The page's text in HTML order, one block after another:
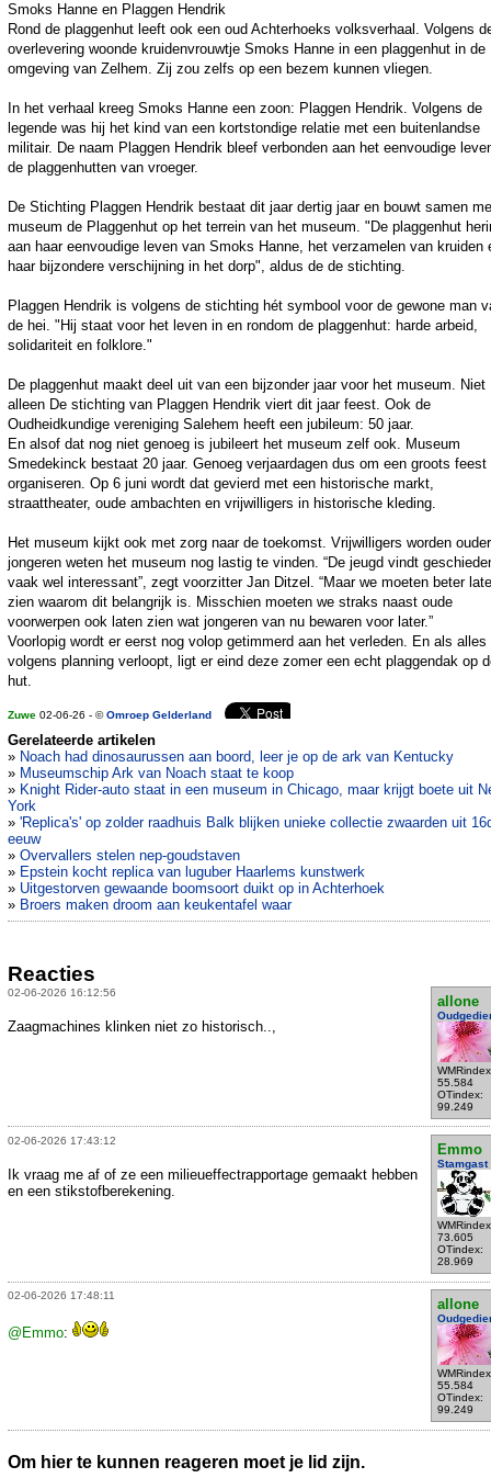
Smoks Hanne en Plaggen Hendrik
Rond de plaggenhut leeft ook een oud Achterhoeks volksverhaal. Volgens
overlevering woonde kruidenvrouwtje Smoks Hanne in een plaggenhut in de
omgeving van Zelhem. Zij zou zelfs op een bezem kunnen vliegen.
In het verhaal kreeg Smoks Hanne een zoon: Plaggen Hendrik. Volgens de
legende was hij het kind van een kortstondige relatie met een buitenlandse
militair. De naam Plaggen Hendrik bleef verbonden aan het eenvoudige
de plaggenhutten van vroeger.
De Stichting Plaggen Hendrik bestaat dit jaar dertig jaar en bouwt samen
museum de Plaggenhut op het terrein van het museum. "De plaggenhut
aan haar eenvoudige leven van Smoks Hanne, het verzamelen van kruiden
haar bijzondere verschijning in het dorp", aldus de de stichting.
Plaggen Hendrik is volgens de stichting hét symbool voor de gewone man
de hei. "Hij staat voor het leven in en rondom de plaggenhut: harde arbeid,
solidariteit en folklore."
De plaggenhut maakt deel uit van een bijzonder jaar voor het museum. Niet
alleen De stichting van Plaggen Hendrik viert dit jaar feest. Ook de
Oudheidkundige vereniging Salehem heeft een jubileum: 50 jaar.
En alsof dat nog niet genoeg is jubileert het museum zelf ook. Museum
Smedekinck bestaat 20 jaar. Genoeg verjaardagen dus om een groots feest
organiseren. Op 6 juni wordt dat gevierd met een historische markt,
straattheater, oude ambachten en vrijwilligers in historische kleding.
Het museum kijkt ook met zorg naar de toekomst. Vrijwilligers worden
jongeren weten het museum nog lastig te vinden. “De jeugd vindt
vaak wel interessant”, zegt voorzitter Jan Ditzel. “Maar we moeten beter
zien waarom dit belangrijk is. Misschien moeten we straks naast oude
voorwerpen ook laten zien wat jongeren van nu bewaren voor later.”
Voorlopig wordt er eerst nog volop getimmerd aan het verleden. En als alles
volgens planning verloopt, ligt er eind deze zomer een echt plaggendak op
hut.
Zuwe 02-06-26 - ©Omroep Gelderland
Gerelateerde artikelen
» Noach had dinosaurussen aan boord, leer je op de ark van Kentucky
» Museumschip Ark van Noach staat te koop
» Knight Rider-auto staat in een museum in Chicago, maar krijgt boete uit
York
» 'Replica's' op zolder raadhuis Balk blijken unieke collectie zwaarden uit
eeuw
» Overvallers stelen nep-goudstaven
» Epstein kocht replica van luguber Haarlems kunstwerk
» Uitgestorven gewaande boomsoort duikt op in Achterhoek
» Broers maken droom aan keukentafel waar
Reacties
02-06-2026 16:12:56
allone
55.584
OTindex:
99.249
Zaagmachines klinken niet zo historisch..,
02-06-2026 17:43:12
Emmo
Stamgast
73.605
OTindex:
28.969
Ik vraag me af of ze een milieueffectrapportage gemaakt hebben
en een stikstofberekening.
02-06-2026 17:48:11
allone
55.584
OTindex:
99.249
@Emmo:
Om hier te kunnen reageren moet je lid zijn.